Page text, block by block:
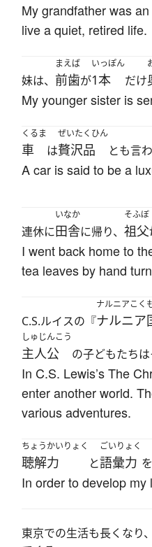
My grandfather was
live a quiet, retired life.
妹は、
まえば
前歯が
いっぽん
1本 だけ
My younger sister is
くるま
車 は
ぜいたくひん
贅沢品 とも言
A car is said to be a
連休に
いなか
田舎に帰り、
そふぼ
祖
I went back home to
tea leaves by hand
C.S.ルイスの『
ナルニアこく
ナルニア
しゅじんこう
主人公 の子どもたち
In C.S. Lewis’s The
enter another world.
various adventures.
ちょうかいりょく
聴解力 と
ごいりょく
語彙力 を
In order to develop
東京での生活も長くなり、